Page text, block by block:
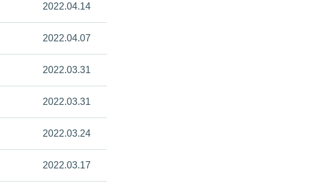
2022.04.14
2022.04.07
2022.03.31
2022.03.31
2022.03.24
2022.03.17